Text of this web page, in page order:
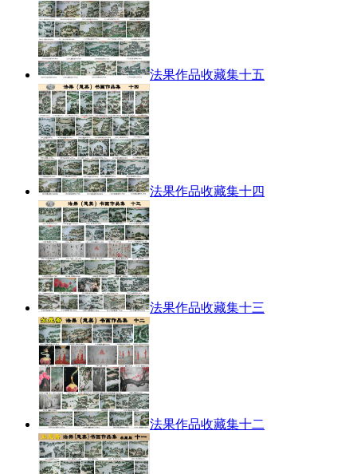
法果作品收藏集十五
法果作品收藏集十四
法果作品收藏集十三
法果作品收藏集十二